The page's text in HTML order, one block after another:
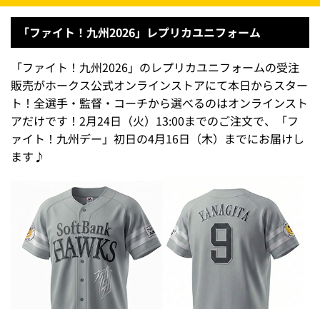
「ファイト！九州2026」レプリカユニフォーム
「ファイト！九州2026」のレプリカユニフォームの受注
販売がホークス公式オンラインストアにて本日からスター
ト！全選手・監督・コーチから選べるのはオンラインスト
アだけです！2月24日（火）13:00までのご注文で、「フ
ァイト！九州デー」初日の4月16日（木）までにお届けし
ます♪